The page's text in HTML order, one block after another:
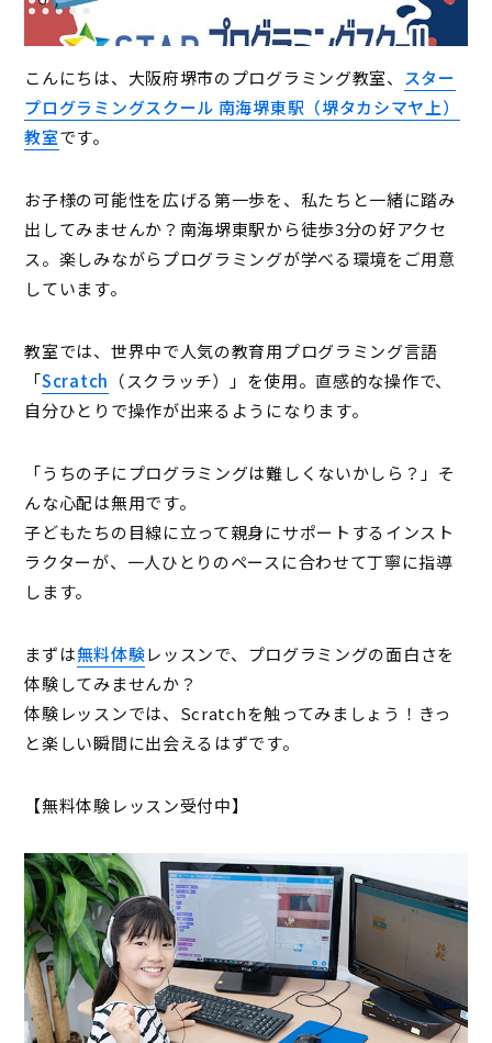
こんにちは、大阪府堺市のプログラミング教室、 スター
プログラミングスクール 南海堺東駅（堺タカシマヤ上）
教室です。
お子様の可能性を広げる第一歩を、私たちと一緒に踏み
出してみませんか？南海堺東駅から徒歩3分の好アクセ
ス。楽しみながらプログラミングが学べる環境をご用意
しています。
教室では、世界中で人気の教育用プログラミング言語
「Scratch （スクラッチ）」を使用。直感的な操作で、
自分ひとりで操作が出来るようになります。
「うちの子にプログラミングは難しくないかしら？」そ
んな心配は無用です。
子どもたちの目線に立って親身にサポートするインスト
ラクターが、一人ひとりのペースに合わせて丁寧に指導
します。
まずは無料体験レッスンで、プログラミングの面白さを
体験してみませんか？
体験レッスンでは、Scratchを触ってみましょう！きっ
と楽しい瞬間に出会えるはずです。
【無料体験レッスン受付中】